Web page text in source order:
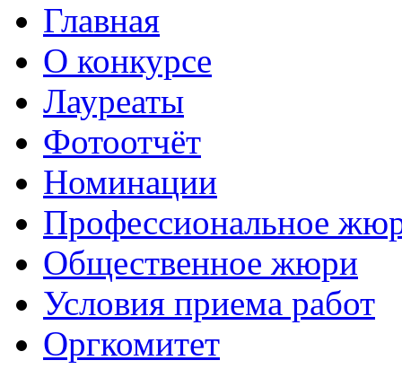
Главная
О конкурсе
Лауреаты
Фотоотчёт
Номинации
Профессиональное
Общественное жюри
Условия приема работ
Оргкомитет